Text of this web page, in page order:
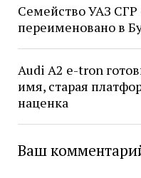
Семейство УАЗ
переименовано в
Audi A2 e-tron
имя, старая
наценка
Ваш